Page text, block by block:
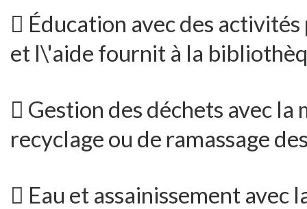
 Éducation avec des
et l\'aide fournit à la
 Gestion des déchets avec la
recyclage ou de ramassage
 Eau et assainissement avec